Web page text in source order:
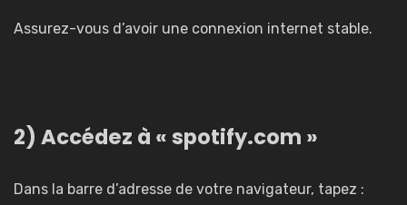
Assurez-vous d’avoir une connexion internet stable.
2) Accédez à « spotify.com »
Dans la barre d’adresse de votre navigateur, tapez :